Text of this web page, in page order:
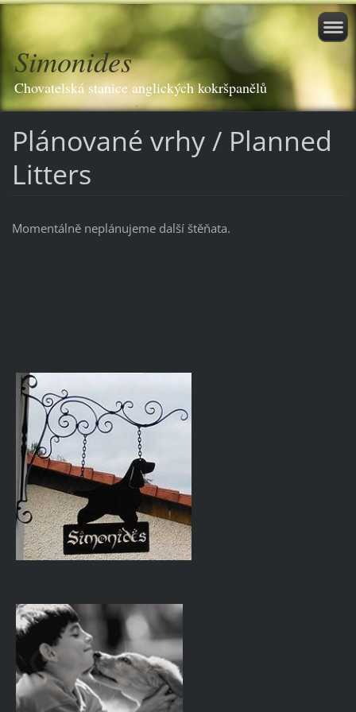
Simonides
Chovatelská stanice anglických kokršpanělů
Plánované vrhy / Planned
Litters
Momentálně neplánujeme další štěňata.